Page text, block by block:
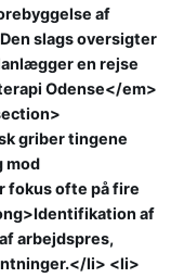
af
slags oversigter
en rejse
Odense</em>
griber tingene
mod
fokus ofte på fire
af
arbejdspres,
li> <li>